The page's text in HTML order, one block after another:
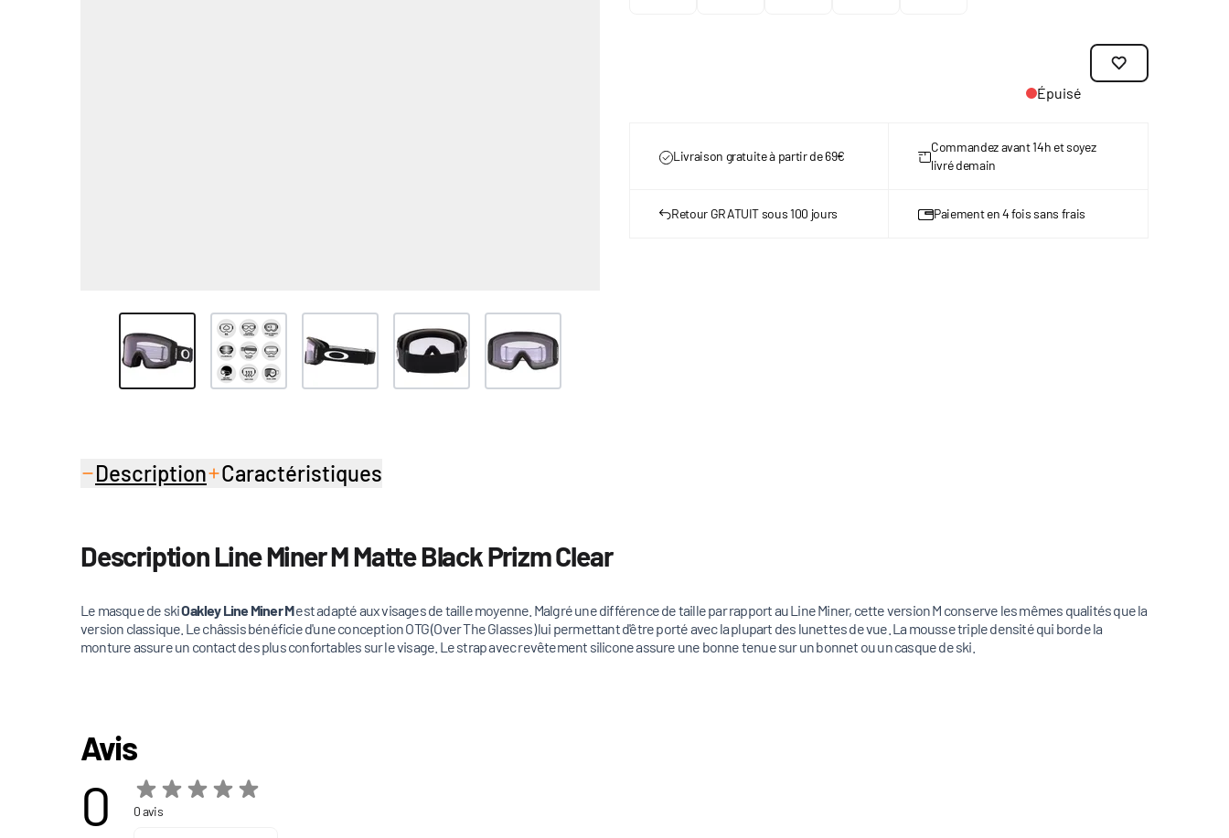
View larger imageView larger image View larger image
Épuisé
Livraison gratuite à partir de 69€
Commandez avant 14h et soyez
livré demain
Retour GRATUIT sous 100 jours Paiement en 4 fois sans frais
Description Caractéristiques
Description Line Miner M Matte Black Prizm Clear
Le masque de skiOakley Line Miner Mest adapté aux visages de taille moyenne. Malgré une différence de taille par rapport au Line Miner, cette version M conserve les mêmes qualités que la
version classique. Le châssis bénéficie d'une conception OTG (Over The Glasses) lui permettant d'être porté avec la plupart des lunettes de vue. La mousse triple densité qui borde la
monture assure un contact des plus confortables sur le visage. Le strap avec revêtement silicone assure une bonne tenue sur un bonnet ou un casque de ski.
Avis
0 0 avis